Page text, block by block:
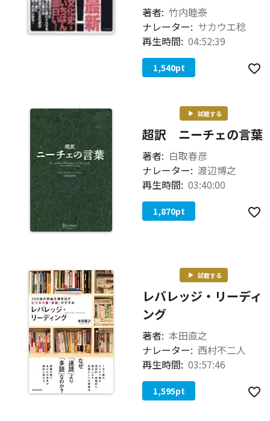
著者: 竹内睦泰
ナレーター: サカウエ稔
再生時間: 04:52:39
1,540pt
試聴する
超訳 ニーチェの言葉
著者: 白取春彦
ナレーター: 渡辺博之
再生時間: 03:40:00
1,870pt
試聴する
レバレッジ・リーディ
ング
著者: 本田直之
ナレーター: 西村不二人
再生時間: 03:57:46
1,595pt